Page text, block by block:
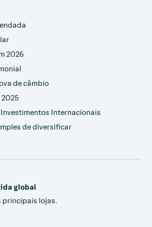
2026
de câmbio
2025
Internacionais
de diversificar
global
principais lojas.